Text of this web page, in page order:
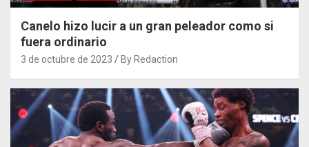
Canelo hizo lucir a un gran peleador como si
fuera ordinario
3 de octubre de 2023 By Redaction